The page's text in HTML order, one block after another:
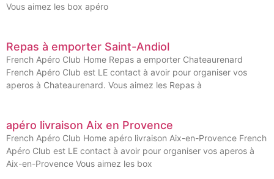
Vous aimez les box apéro
Repas à emporter Saint-Andiol
French Apéro Club Home Repas a emporter Chateaurenard
French Apéro Club est LE contact à avoir pour organiser vos
aperos à Chateaurenard. Vous aimez les Repas à
apéro livraison Aix en Provence
French Apéro Club Home apéro livraison Aix-en-Provence French
Apéro Club est LE contact à avoir pour organiser vos aperos à
Aix-en-Provence Vous aimez les box